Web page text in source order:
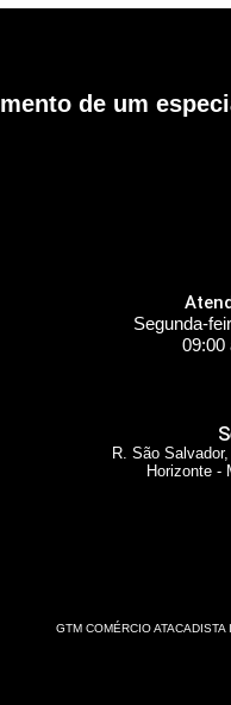
de um
Segunda-
09:00
R. São
Horizonte -
GTM COMÉRCIO